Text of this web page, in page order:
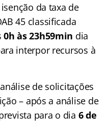
da taxa de
45 classificada
0h às 23h59min dia
interpor recursos à
de solicitações
– após a análise de
para o dia 6 de